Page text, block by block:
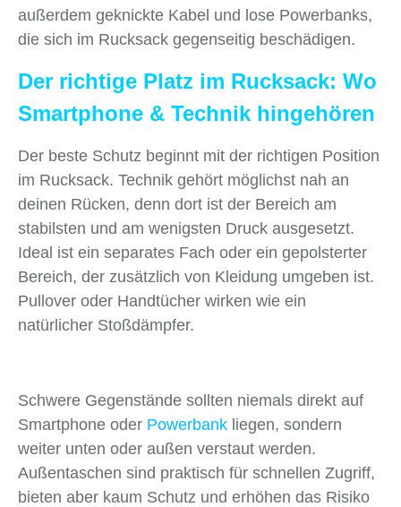
außerdem geknickte Kabel und lose Powerbanks,
die sich im Rucksack gegenseitig beschädigen.
Der richtige Platz im Rucksack: Wo
Smartphone & Technik hingehören
Der beste Schutz beginnt mit der richtigen Position
im Rucksack. Technik gehört möglichst nah an
deinen Rücken, denn dort ist der Bereich am
stabilsten und am wenigsten Druck ausgesetzt.
Ideal ist ein separates Fach oder ein gepolsterter
Bereich, der zusätzlich von Kleidung umgeben ist.
Pullover oder Handtücher wirken wie ein
natürlicher Stoßdämpfer.
Schwere Gegenstände sollten niemals direkt auf
Smartphone oder Powerbank liegen, sondern
weiter unten oder außen verstaut werden.
Außentaschen sind praktisch für schnellen Zugriff,
bieten aber kaum Schutz und erhöhen das Risiko